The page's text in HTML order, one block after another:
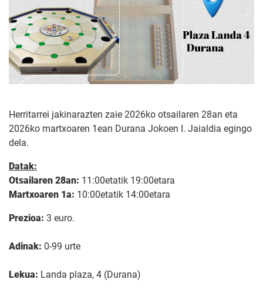
Herritarrei jakinarazten zaie 2026ko otsailaren 28an eta
2026ko martxoaren 1ean Durana Jokoen I. Jaialdia egingo
dela.
Datak:
Otsailaren 28an: 11:00etatik 19:00etara
Martxoaren 1a: 10:00etatik 14:00etara
Prezioa: 3 euro.
Adinak: 0-99 urte
Lekua: Landa plaza, 4 (Durana)